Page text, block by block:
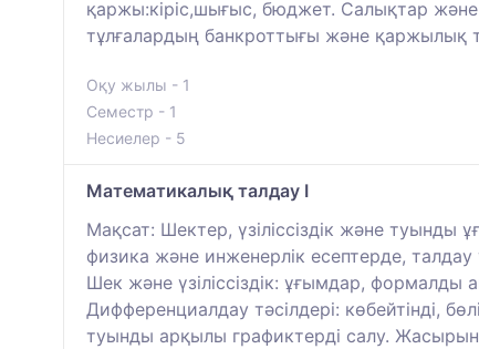
қаржы:кіріс,шығыс, бюджет. Салықтар
тұлғалардың банкроттығы және қаржылық
Оқу жылы - 1
Семестр - 1
Несиелер - 5
Математикалық талдау I
Мақсат: Шектер, үзіліссіздік және туынды
физика және инженерлік есептерде,
Шек және үзіліссіздік: ұғымдар, формалды
Дифференциалдау тәсілдері: көбейтінді,
туынды арқылы графиктерді салу.